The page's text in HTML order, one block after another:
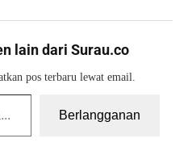
lain dari Surau.co
pos terbaru lewat email.
Berlangganan